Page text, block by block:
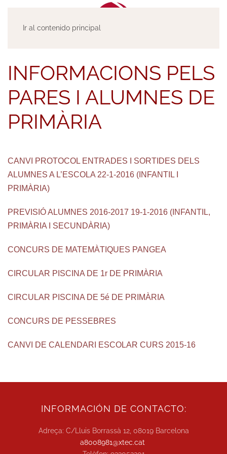
Ir al contenido principal
INFORMACIONS PELS
PARES I ALUMNES DE
PRIMÀRIA
CANVI PROTOCOL ENTRADES I SORTIDES DELS
ALUMNES A L’ESCOLA 22-1-2016 (INFANTIL I
PRIMÀRIA)
PREVISIÓ ALUMNES 2016-2017 19-1-2016 (INFANTIL,
PRIMÀRIA I SECUNDÀRIA)
CONCURS DE MATEMÀTIQUES PANGEA
CIRCULAR PISCINA DE 1r DE PRIMÀRIA
CIRCULAR PISCINA DE 5é DE PRIMÀRIA
CONCURS DE PESSEBRES
CANVI DE CALENDARI ESCOLAR CURS 2015-16
INFORMACIÓN DE CONTACTO:
Adreça: C/Lluis Borrassà 12, 08019 Barcelona
a8008981@xtec.cat